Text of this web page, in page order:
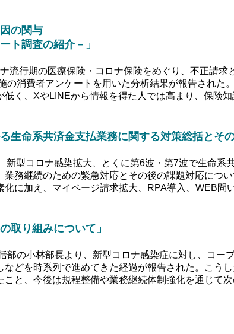
の関与
ト調査の紹介－」
行期の医療保険・コロナ保険をめぐり、不正請求
消費者アンケートを用いた分析結果が報告された
く、XやLINEから情報を得た人では高まり、保険
生命系共済金支払業務に関する対策総括とその
型コロナ感染拡大、とくに第6波・第7波で生命系
務継続のための緊急対応とその後の課題対応につ
に加え、マイページ請求拡大、RPA導入、WEB問
取り組みについて」
の小林部長より、新型コロナ感染症に対し、コー
どを時系列で進めてきた経過が報告された。こう
と、今後は規程整備や業務継続体制強化を通じて